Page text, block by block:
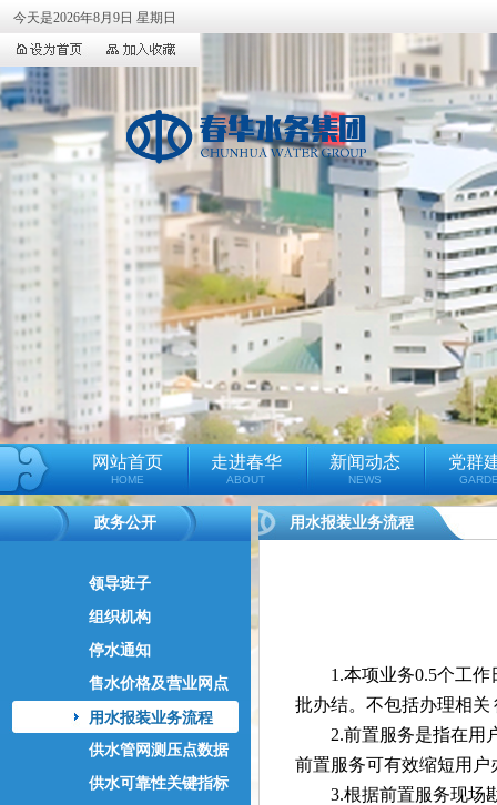
今天是2026年8月9日 星期日
网站首页
HOME
走进春华
ABOUT
新闻动态
NEWS
党群
政务公开
领导班子
组织机构
停水通知
售水价格及营业网点
用水报装业务流程
供水管网测压点数据
供水可靠性关键指标
用水报装业务流程
1.本项业务0.5个工作
批办结。不包括办理相关
2.前置服务是指在用户
前置服务可有效缩短用户
3.根据前置服务现场勘